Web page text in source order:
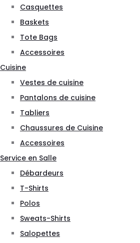
Casquettes
Baskets
Tote Bags
Accessoires
Cuisine
Vestes de cuisine
Pantalons de cuisine
Tabliers
Chaussures de Cuisine
Accessoires
Service en Salle
Débardeurs
T-Shirts
Polos
Sweats-Shirts
Salopettes